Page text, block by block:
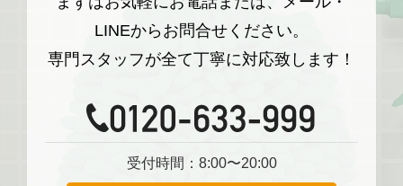
LINEからお問合せください。
専門スタッフが全て丁寧に対応致します！
受付時間：8:00〜20:00